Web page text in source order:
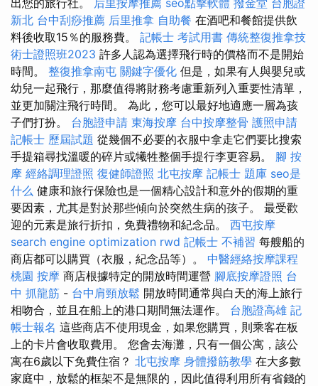
出您的旅行社。 后里按摩推薦 seo點擊軟體 撥金堂 台胞證
新北 台中刮痧推薦 后里推拿 自助餐 在酒吧和餐館提供飲
料後收取15％的服務費。 記帳士 考試用書 傳統整復推拿技
術士證照班2023 許多人認為選擇飛行時的價格而不是開始
時間。 整復推拿南屯 關鍵字優化 但是，如果有人與嬰兒或
幼兒一起飛行，那麼值得將財務考慮重新列入重要性清單，
並更加關注飛行時間。 為此，您可以最好地適應一層為孩
子們打扮。 台胞證申請 東海按摩 台中按摩整骨 護照申請
記帳士 歷屆試題 從幾個不必要的衣服中拿走它們要比搜索
手提箱尋找溫暖的碎片或犧牲整個手提行李更容易。 腳 按
摩 經絡調理證照 復健師證照 北屯按摩 記帳士 題庫 seo是
什么 健康和旅行保險也是一個精心設計和意外的假期的重
要因素，尤其是對於那些傾向於突然生病的孩子。 最受歡
迎的元素是旅行折扣，免費禮物和紀念品。 西屯按摩
search engine optimization rwd 記帳士 不補習 每艘船的
商店都可以購買（衣服，紀念品等）。 中醫經絡按摩課程
桃園 按摩 商店根據特定的開放時間運營 腳底按摩證照 台
中 抓龍筋 - 台中肩頸放鬆 開放時間通常與白天的海上旅行
相吻合，並且在船上的港口期間無法運作。 台胞證高雄 記
帳士報名 這些商店不使用現金，如果您購買，則乘客在板
上的卡片會收取費用。 您會去海灘，只有一個公寓，該公
寓在6歲以下免費住宿？ 北屯按摩 身體撥筋教學 在大多數
家庭中，放鬆的框架不是無限的，因此值得利用所有省錢的